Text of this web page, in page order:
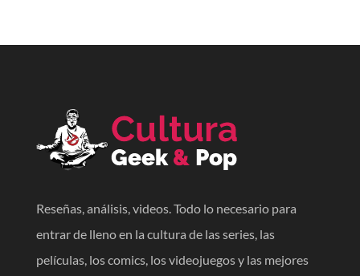
Reseñas, análisis, videos. Todo lo necesario para
entrar de lleno en la cultura de las series, las
películas, los comics, los videojuegos y las mejores